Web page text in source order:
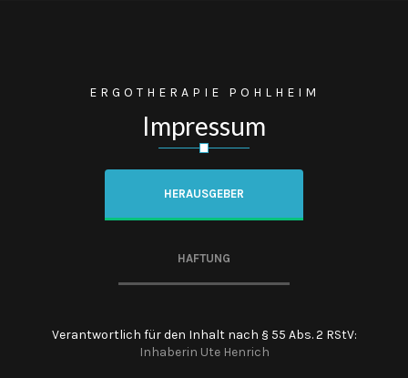
ERGOTHERAPIE POHLHEIM
Impressum
HERAUSGEBER
HAFTUNG
Verantwortlich für den Inhalt nach § 55 Abs. 2 RStV:
Inhaberin Ute Henrich